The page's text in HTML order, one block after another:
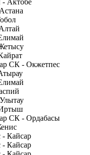
- Актобе
СК - Окжетпес
СК - Ордабасы
Кайсар
Кайсар